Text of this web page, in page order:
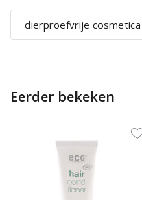
dierproefvrije cosmetica
Eerder bekeken